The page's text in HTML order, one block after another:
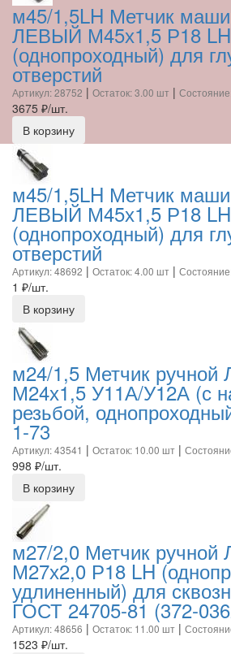
м45/1,5LH Метчик
ЛЕВЫЙ М45х1,5 Р18 LH
(однопроходный) для
отверстий
Артикул: 28752 | Остаток: 3.00 шт |
3675 ₽/шт.
В корзину
м45/1,5LH Метчик
ЛЕВЫЙ М45х1,5 Р18 LH
(однопроходный) для
отверстий
Артикул: 48692 | Остаток: 4.00 шт |
1 ₽/шт.
В корзину
м24/1,5 Метчик
М24х1,5 У11А/У12А (с
резьбой,
1-73
Артикул: 43541 | Остаток: 10.00 шт |
998 ₽/шт.
В корзину
м27/2,0 Метчик
М27х2,0 Р18 LH
удлиненный) для
ГОСТ 24705-81 (372-
Артикул: 48656 | Остаток: 11.00 шт |
1523 ₽/шт.